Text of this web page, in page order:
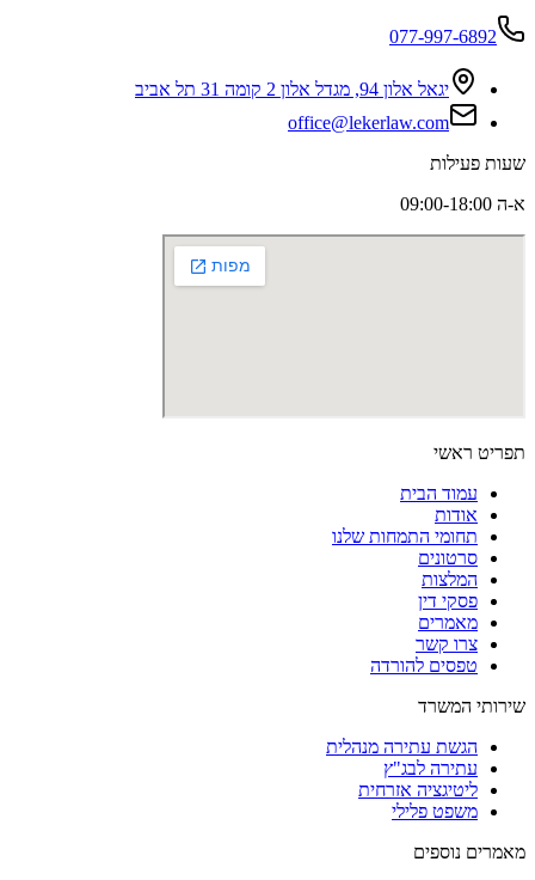
077-997-6892
יגאל אלון 94, מגדל אלון 2 קומה 31 תל אביב
office@lekerlaw.com
שעות פעילות
א-ה 09:00-18:00
תפריט ראשי
עמוד הבית
אודות
תחומי התמחות שלנו
סרטונים
המלצות
פסקי דין
מאמרים
צרו קשר
טפסים להורדה
שירותי המשרד
הגשת עתירה מנהלית
עתירה לבג"ץ
ליטיגציה אזרחית
משפט פלילי
מאמרים נוספים